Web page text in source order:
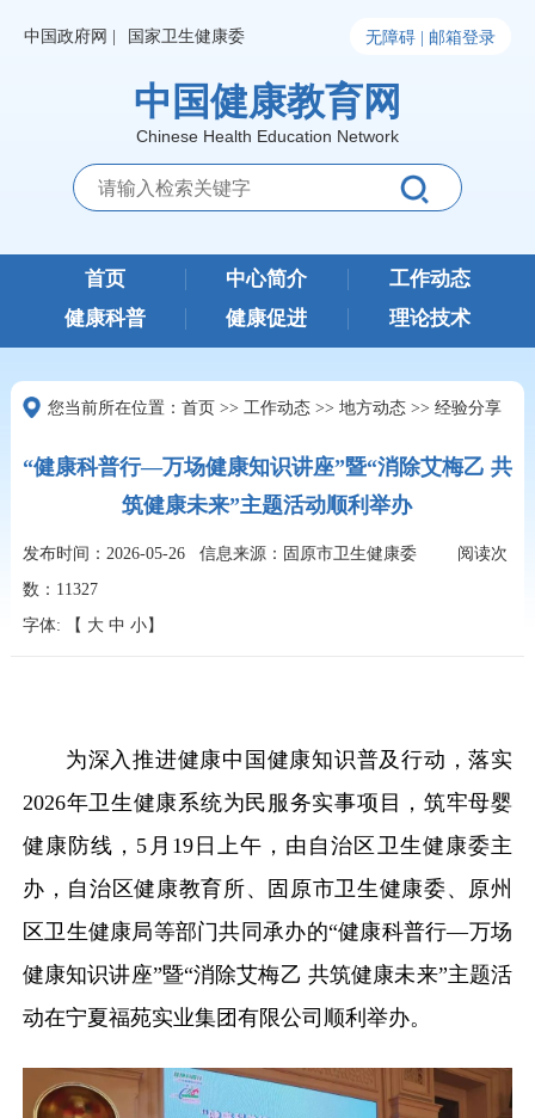
中国政府网 | 国家卫生健康委 无障碍 | 邮箱登录
中国健康教育网
Chinese Health Education Network
首页 中心简介
工作动态
健康科普
健康促进 理论技术
您当前所在位置： 首页 >> 工作动态>> 地方动态>> 经验分享
“健康科普行—万场健康知识讲座”暨“消除艾梅乙 共
筑健康未来”主题活动顺利举办
发布时间：2026-05-26 信息来源：固原市卫生健康委
阅读次
数： 11327
字体: 【 大 中 小】
为深入推进健康中国健康知识普及行动，落实
2026年卫生健康系统为民服务实事项目，筑牢母婴
健康防线，5月19日上午，由自治区卫生健康委主
办，自治区健康教育所、固原市卫生健康委、原州
区卫生健康局等部门共同承办的“健康科普行—万场
健康知识讲座”暨“消除艾梅乙 共筑健康未来”主题活
动在宁夏福苑实业集团有限公司顺利举办。